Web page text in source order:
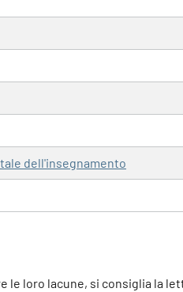
dell'insegnamento
loro lacune, si consiglia la